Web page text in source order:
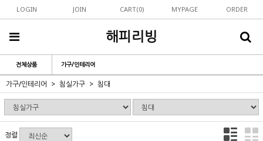
LOGIN JOIN CART(0) MYPAGE ORDER
해피리빙
전체상품 가구/인테리어
가구/인테리어 침실가구 침대
정렬